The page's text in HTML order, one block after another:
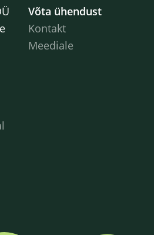
Võta ühendust
Kontakt
Meediale